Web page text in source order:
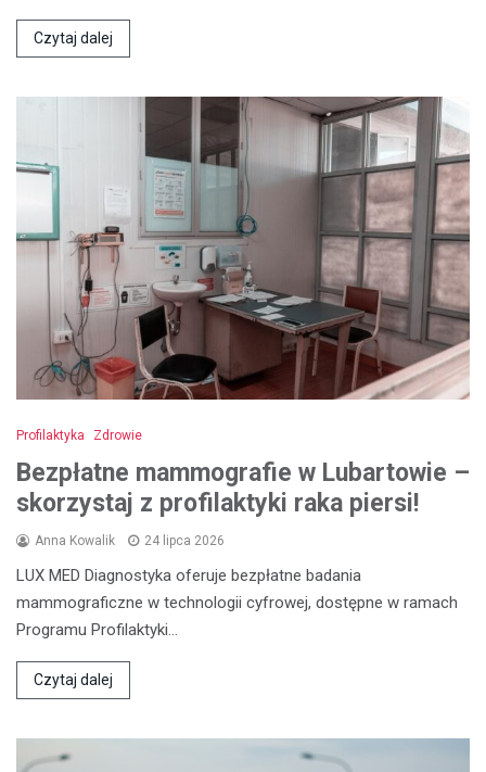
Czytaj dalej
Profilaktyka Zdrowie
Bezpłatne mammografie w Lubartowie –
skorzystaj z profilaktyki raka piersi!
Anna Kowalik 24 lipca 2026
LUX MED Diagnostyka oferuje bezpłatne badania
mammograficzne w technologii cyfrowej, dostępne w ramach
Programu Profilaktyki…
Czytaj dalej